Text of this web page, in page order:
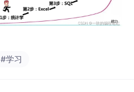
#学习